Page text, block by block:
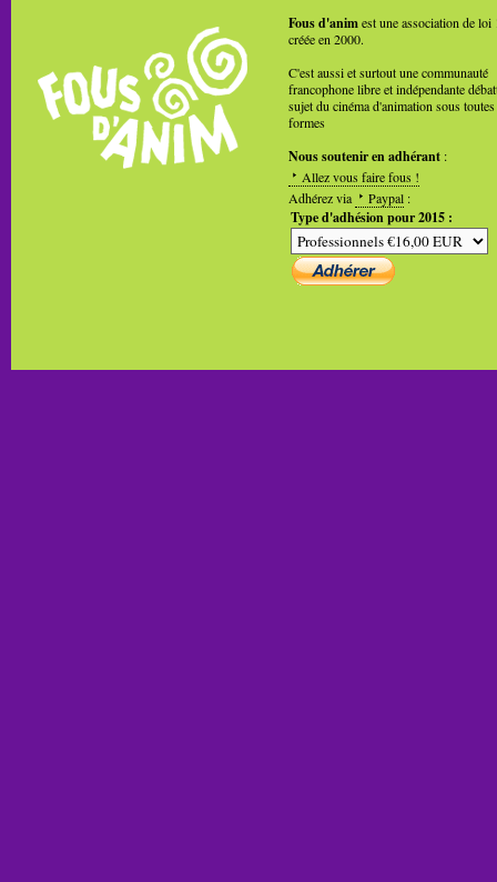
Fous d'animest une association de loi
créée en 2000.
C'est aussi et surtout une communauté
francophone libre et indépendante
sujet du cinéma d'animation sous toutes
formes
Nous soutenir en adhérant :
Allez vous faire fous !
Adhérez via
Paypal :
Type d'adhésion pour 2015 :